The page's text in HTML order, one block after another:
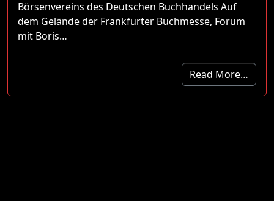
Börsenvereins des Deutschen Buchhandels Auf
dem Gelände der Frankfurter Buchmesse, Forum
mit Boris…
Read More…